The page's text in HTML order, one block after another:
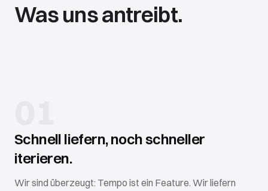
Was uns antreibt.
Schnell liefern, noch schneller
iterieren.
Wir sind überzeugt: Tempo ist ein Feature. Wir liefern